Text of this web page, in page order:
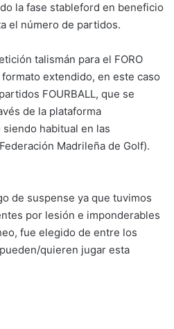
la fase stableford en beneficio
el número de partidos.
talismán para el FORO
extendido, en este caso
FOURBALL, que se
de la plataforma
siendo habitual en las
Madrileña de Golf).
de suspense ya que tuvimos
por lesión e imponderables
fue elegido de entre los
quieren jugar esta